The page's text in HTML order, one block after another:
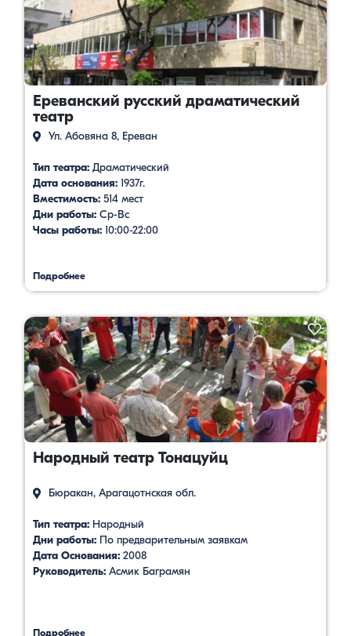
Ереванский русский драматический
театр
Ул. Абовяна 8, Ереван
Тип театра: Драматический
Дата основания: 1937г.
Вместимость: 514 мест
Дни работы: Ср-Вс
Часы работы: 10:00-22:00
Подробнее
Народный театр Тонацуйц
Бюракан, Арагацотнская обл.
Тип театра: Народный
Дни работы: По предварительным заявкам
Дата Основания: 2008
Руководитель: Асмик Баграмян
Подробнее